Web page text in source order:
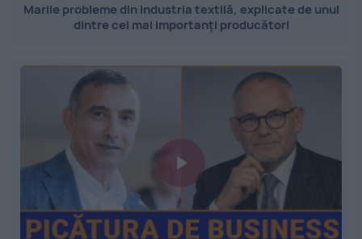
Marile probleme din industria textilă, explicate de unul
dintre cei mai importanți producători